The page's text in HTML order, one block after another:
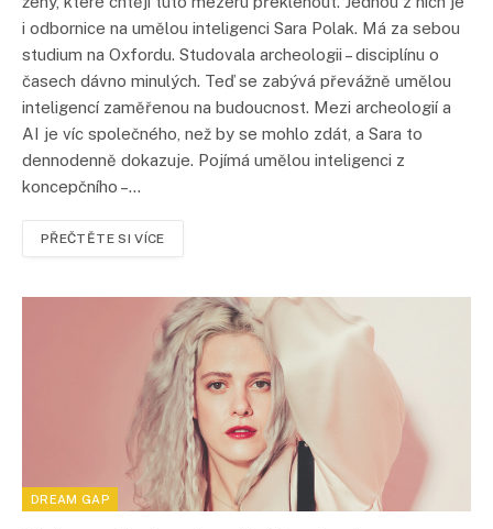
i odbornice na umělou inteligenci Sara Polak. Má za sebou
studium na Oxfordu. Studovala archeologii – disciplínu o
časech dávno minulých. Teď se zabývá převážně umělou
inteligencí zaměřenou na budoucnost. Mezi archeologií a
AI je víc společného, než by se mohlo zdát, a Sara to
dennodenně dokazuje. Pojímá umělou inteligenci z
koncepčního –…
PŘEČTĚTE SI VÍCE
DREAM GAP